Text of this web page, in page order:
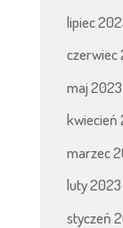
lipiec
czerwiec
maj 2023
kwiecień
marzec
luty 2023
styczeń